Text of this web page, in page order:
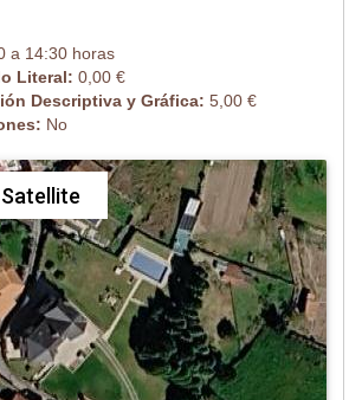
a 14:30 horas
Literal: 0,00 €
Descriptiva y Gráfica: 5,00 €
No
Satellite